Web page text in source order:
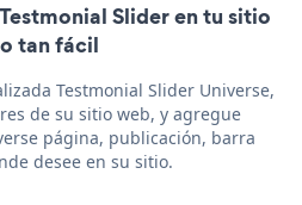
Slider en tu sitio
tan fácil
Testmonial Slider Universe,
de su sitio web, y agregue
página, publicación, barra
desee en su sitio.